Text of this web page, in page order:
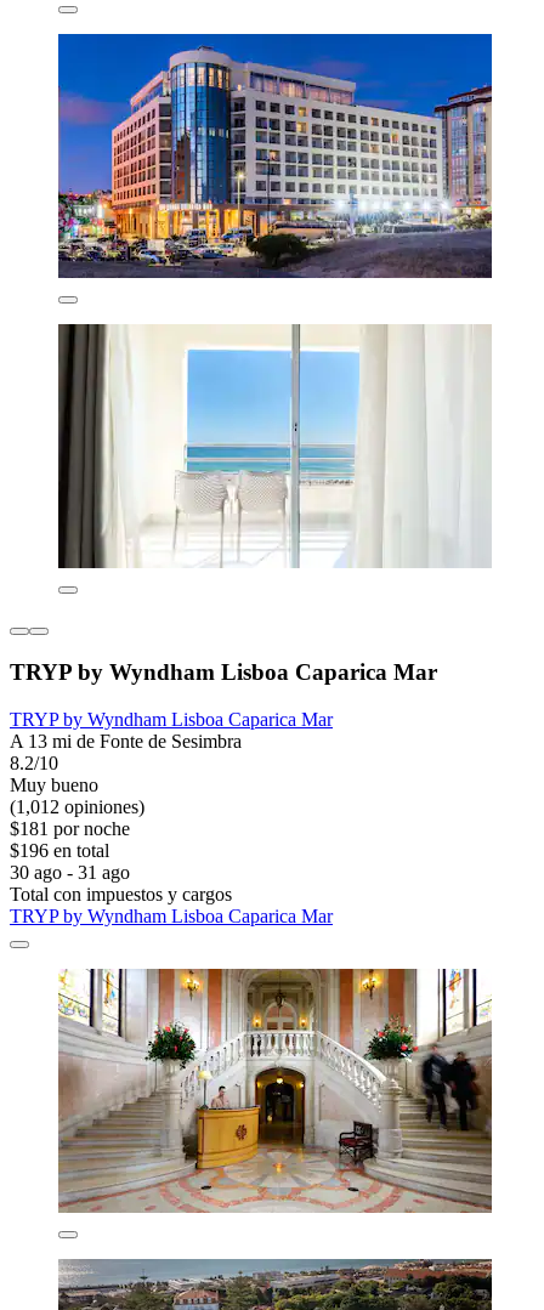
TRYP by Wyndham Lisboa Caparica Mar
TRYP by Wyndham Lisboa Caparica Mar
A 13 mi de Fonte de Sesimbra
8.2/10
Muy bueno
(1,012 opiniones)
$181 por noche
$196 en total
30 ago - 31 ago
Total con impuestos y cargos
TRYP by Wyndham Lisboa Caparica Mar